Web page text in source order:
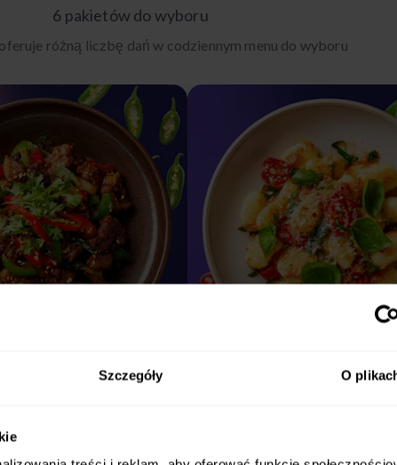
Szczegóły O
6 pakietów do wyboru
różną liczbę dań w codziennym menu do wyboru